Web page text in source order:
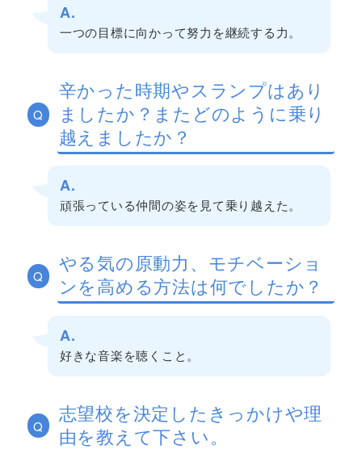
A.
一つの目標に向かって努力を継続する力。
Q
辛かった時期やスランプはあり
ましたか？またどのように乗り
越えましたか？
A.
頑張っている仲間の姿を見て乗り越えた。
Q
やる気の原動力、モチベーショ
ンを高める方法は何でしたか？
A.
好きな音楽を聴くこと。
Q
志望校を決定したきっかけや理
由を教えて下さい。